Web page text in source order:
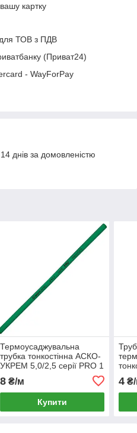
картку
для ТОВ з ПДВ
(Приват24)
- WayForPay
днів за домовленістю
Термоусаджувальна
трубка тонкостінна АСКО-
УКРЕМ 5,0/2,5 серії PRO 1
(A0150040476)
8₴/м
Купити
4